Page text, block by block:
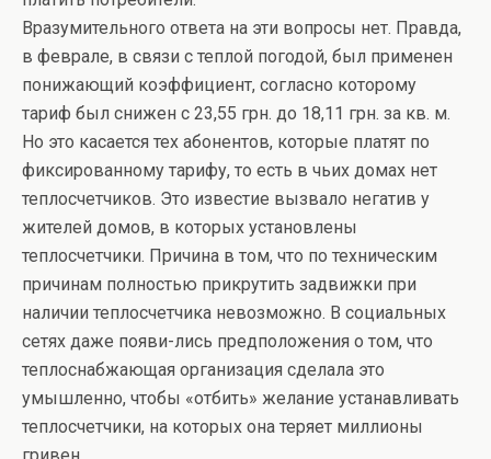
Вразумительного ответа на эти вопросы нет. Правда,
в феврале, в связи с теплой погодой, был применен
понижающий коэффициент, согласно которому
тариф был снижен с 23,55 грн. до 18,11 грн. за кв. м.
Но это касается тех абонентов, которые платят по
фиксированному тарифу, то есть в чьих домах нет
теплосчетчиков. Это известие вызвало негатив у
жителей домов, в которых установлены
теплосчетчики. Причина в том, что по техническим
причинам полностью прикрутить задвижки при
наличии теплосчетчика невозможно. В социальных
сетях даже появи-лись предположения о том, что
теплоснабжающая организация сделала это
умышленно, чтобы «отбить» желание устанавливать
теплосчетчики, на которых она теряет миллионы